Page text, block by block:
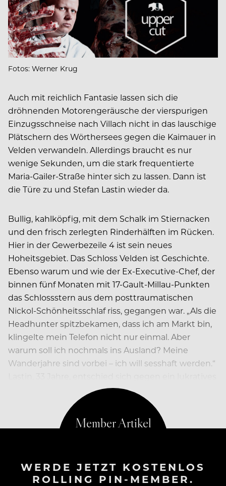
Fotos: Werner Krug
Auch mit reichlich Fantasie lassen sich die
dröhnenden Motorengeräusche der vierspurigen
Einzugsschneise nach Villach nicht in das lauschige
Plätschern des Wörthersees gegen die Kaimauer in
Velden verwandeln. Allerdings braucht es nur
wenige Sekunden, um die stark frequentierte
Maria-Gailer-Straße hinter sich zu lassen. Dann ist
die Türe zu und Stefan Lastin wieder da.
Bullig, kahlköpfig, mit dem Schalk im Stiernacken
und den frisch zerlegten Rinderhälften im Rücken.
Hier in der Gewerbezeile 4 ist sein neues
Hoheitsgebiet. Das Schloss Velden ist Geschichte.
Ebenso warum und wie der Ex-Executive-Chef, der
binnen fünf Monaten mit 17-Gault-Millau-Punkten
das Schlossstern aus dem posttraumatischen
Nickol-Schönheitsschlaf riss, gegangen war. „Als die
Headhunter spitzbekamen, dass ich am Markt bin,
klingelte mein Telefon nicht nur einmal. Aber
warum soll ich nochmals ins Ausland? Meine
Wanderjahre sind vorbei – ich will sesshaft werden.“
Angebot in Singapur. Und für Kärnten. Für das…
WERDE JETZT KOSTENLOS
ROLLING PIN-MEMBER.